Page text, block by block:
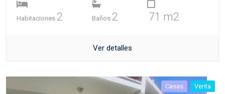
Habitaciones 2 Baños 2 71 m2
Ver detalles
Casas Venta